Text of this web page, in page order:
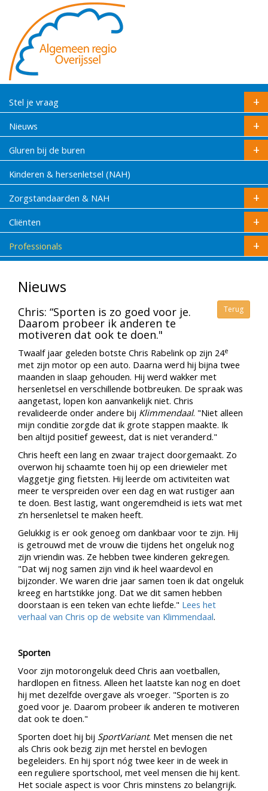
Stel je vraag
Nieuws
Gluren bij de buren
Kinderen & hersenletsel (NAH)
Zorgstandaarden & NAH
Cliënten
Professionals
Nieuws
Terug
Chris: “Sporten is zo goed voor je.
Daarom probeer ik anderen te
motiveren dat ook te doen."
Twaalf jaar geleden botste Chris Rabelink op zijn 24e
met zijn motor op een auto. Daarna werd hij bijna twee
maanden in slaap gehouden. Hij werd wakker met
hersenletsel en verschillende botbreuken. De spraak was
aangetast, lopen kon aanvankelijk niet. Chris
revalideerde onder andere bij Klimmendaal. "Niet alleen
mijn conditie zorgde dat ik grote stappen maakte. Ik
ben altijd positief geweest, dat is niet veranderd."
Chris heeft een lang en zwaar traject doorgemaakt. Zo
overwon hij schaamte toen hij op een driewieler met
vlaggetje ging fietsten. Hij leerde om activiteiten wat
meer te verspreiden over een dag en wat rustiger aan
te doen. Best lastig, want ongeremdheid is iets wat met
z’n hersenletsel te maken heeft.
Gelukkig is er ook genoeg om dankbaar voor te zijn. Hij
is getrouwd met de vrouw die tijdens het ongeluk nog
zijn vriendin was. Ze hebben twee kinderen gekregen.
"Dat wij nog samen zijn vind ik heel waardevol en
bijzonder. We waren drie jaar samen toen ik dat ongeluk
kreeg en hartstikke jong. Dat we dit samen hebben
doorstaan is een teken van echte liefde." Lees het
verhaal van Chris op de website van Klimmendaal.
Sporten
Voor zijn motorongeluk deed Chris aan voetballen,
hardlopen en fitness. Alleen het laatste kan nog en doet
hij met dezelfde overgave als vroeger. "Sporten is zo
goed voor je. Daarom probeer ik anderen te motiveren
dat ook te doen."
Sporten doet hij bij SportVariant. Met mensen die net
als Chris ook bezig zijn met herstel en bevlogen
begeleiders. En hij sport nóg twee keer in de week in
een reguliere sportschool, met veel mensen die hij kent.
Het sociale aspect is voor Chris minstens zo belangrijk.